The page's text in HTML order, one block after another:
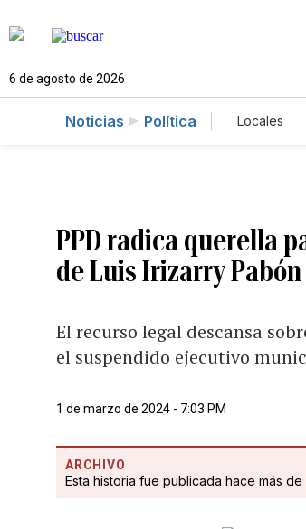
6 de agosto de 2026
Noticias Política Locales
PPD radica querella
de Luis Irizarry
El recurso legal descansa
el suspendido ejecutivo
1 de marzo de 2024 - 7:03 PM
ARCHIVO
Esta historia fue publicada hace más de